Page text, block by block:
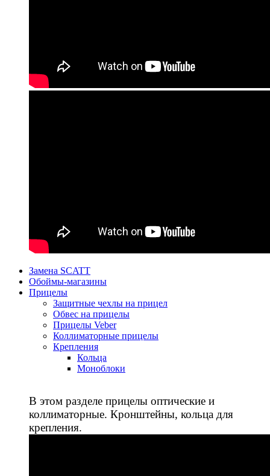
Замена SCATT
Обоймы-магазины
Прицелы
Защитные чехлы на прицел
Обвес на прицелы
Прицелы Veber
Коллиматорные прицелы
Крепления
Кольца
Моноблоки
В этом разделе прицелы оптические и
коллиматорные. Кронштейны, кольца для
крепления.